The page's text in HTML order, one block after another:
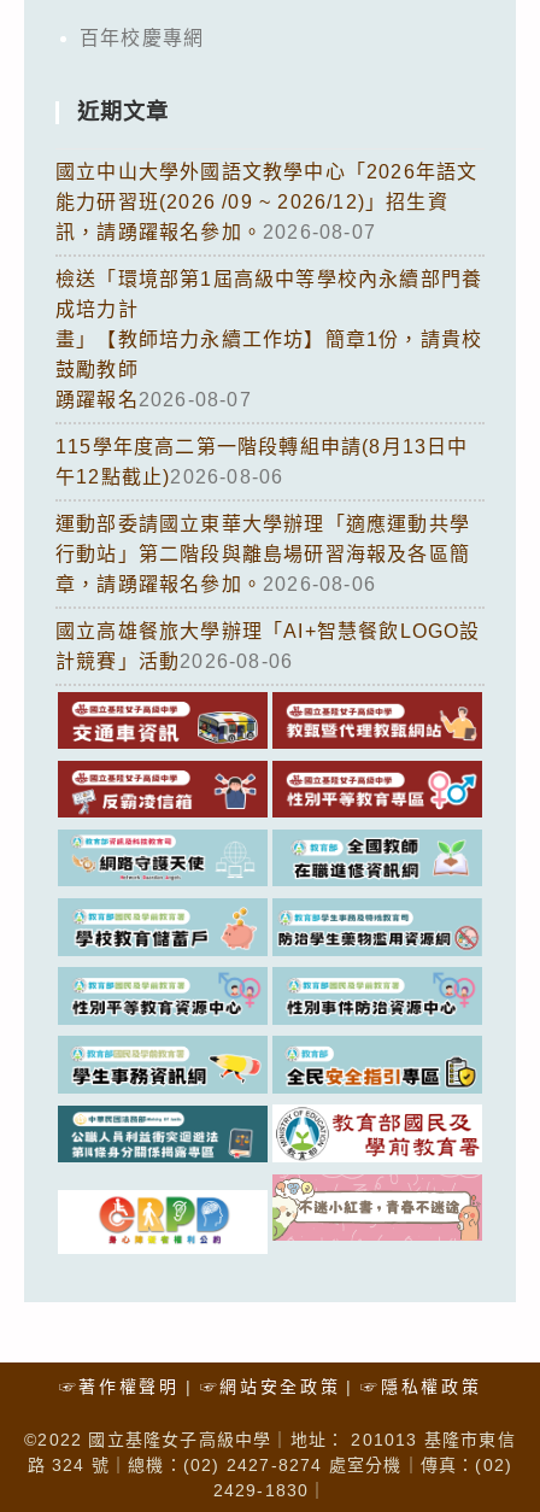
百年校慶專網
近期文章
國立中山大學外國語文教學中心「2026年語文
能力研習班(2026 /09 ~ 2026/12)」招生資
訊，請踴躍報名參加。 2026-08-07
檢送「環境部第1屆高級中等學校內永續部門養
成培力計
畫」【教師培力永續工作坊】簡章1份，請貴校
鼓勵教師
踴躍報名2026-08-07
115學年度高二第一階段轉組申請(8月13日中
午12點截止)2026-08-06
運動部委請國立東華大學辦理「適應運動共學
行動站」第二階段與離島場研習海報及各區簡
章，請踴躍報名參加。 2026-08-06
國立高雄餐旅大學辦理「AI+智慧餐飲LOGO設
計競賽」活動2026-08-06
☞著作權聲明 ☞網站安全政策 ☞隱私權政策
©2022 國立基隆女子高級中學｜地址： 201013 基隆市東信
路 324 號｜總機：(02) 2427-8274 處室分機｜傳真：(02)
2429-1830｜